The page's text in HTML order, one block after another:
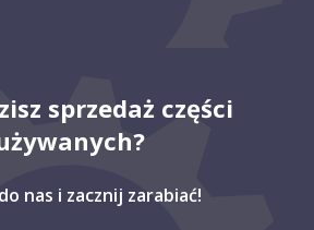
sprzedaż części
nas i zacznij zarabiać!